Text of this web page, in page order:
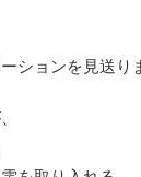
ションを見送り